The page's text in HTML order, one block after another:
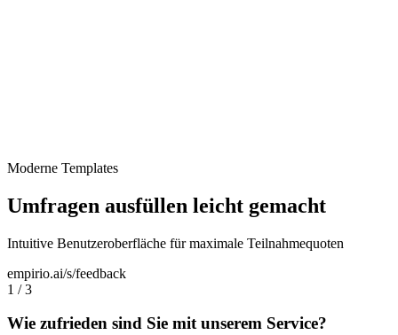
Moderne Templates
Umfragen ausfüllen leicht gemacht
Intuitive Benutzeroberfläche für maximale Teilnahmequoten
empirio.ai/s/feedback
1 /3
Wie zufrieden sind Sie mit unserem Service?